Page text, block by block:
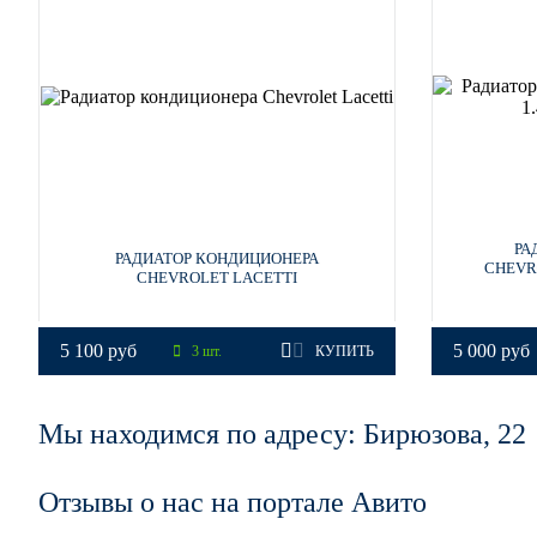
GAZ, 40R, 8624 - SUMMIT WHITE, OLYMPIC WHITE,
GAZ, 40R, 8624 - SUMMIT WHITE, OLYMPIC WHITE,
РАДИАТОР КОНДИЦИОНЕРА
CHEVROLET LACETTI
5 100 руб 3 шт. КУПИТЬ 5 000 руб
Мы находимся по адресу: Бирюзова, 22
Отзывы о нас на портале Авито